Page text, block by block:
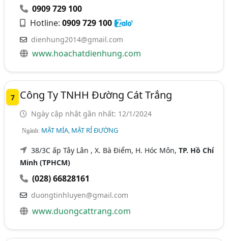
0909 729 100
Hotline:0909 729 100
dienhung2014@gmail.com
www.hoachatdienhung.com
7 Công Ty TNHH Đường Cát Trắng
Ngày cập nhật gần nhất: 12/1/2024
Ngành: MẬT MÍA, MẬT RỈ ĐƯỜNG
38/3C ấp Tây Lân , X. Bà Điểm, H. Hóc Môn,TP. Hồ Chí
Minh (TPHCM)
(028) 66828161
duongtinhluyen@gmail.com
www.duongcattrang.com